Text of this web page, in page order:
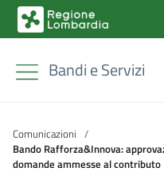
Bandi e Servizi
Comunicazioni /
Bando Rafforza&Innova:
domande ammesse al contributo